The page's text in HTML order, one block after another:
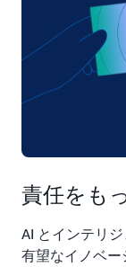
責任をも
AI とインテリ
有望なイノベ